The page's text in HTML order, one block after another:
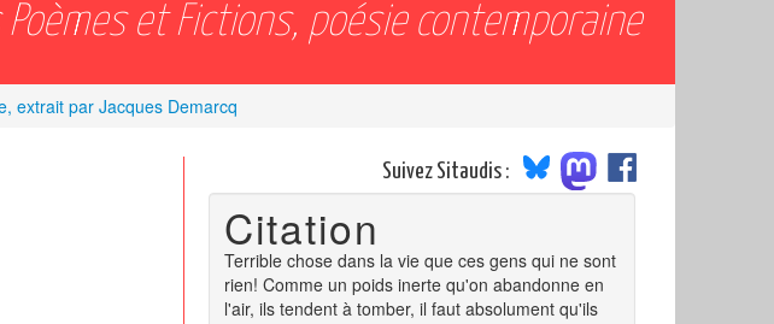
Poèmes et Fictions, poésie contemporaine
extrait par Jacques Demarcq
Suivez Sitaudis :
Citation
Terrible chose dans la vie que ces gens qui ne sont
rien! Comme un poids inerte qu'on abandonne en
l'air, ils tendent à tomber, il faut absolument qu'ils